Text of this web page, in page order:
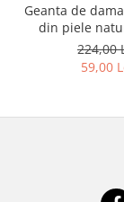
Geanta de
din piele
1718-SKL-
224,00
59,00